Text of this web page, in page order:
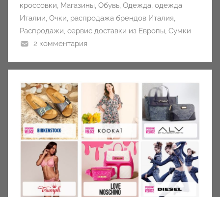
кроссовки Магазины Обувь Одежда одежда
Италии Очки распродажа брендов Италия
Распродажи сервис доставки из Европы Сумки
2 комментария